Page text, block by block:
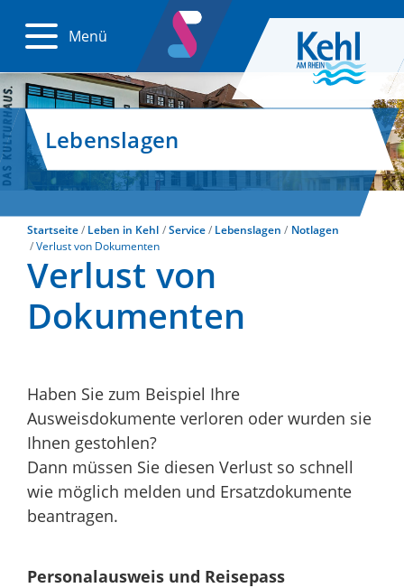
Menü
Lebenslagen
Startseite Leben in Kehl Service Lebenslagen
Notlagen
Verlust von Dokumenten
Verlust von
Dokumenten
Haben Sie zum Beispiel Ihre
Ausweisdokumente verloren oder wurden sie
Ihnen gestohlen?
Dann müssen Sie diesen Verlust so schnell
wie möglich melden und Ersatzdokumente
beantragen.
Personalausweis und Reisepass